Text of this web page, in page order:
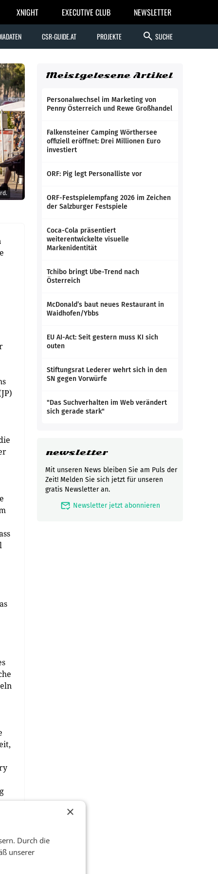
XNIGHT EXECUTIVE CLUB NEWSLETTER
CSR-GUIDE.AT PROJEKTE search SUCHE
Meistgelesene Artikel
Personalwechsel im Marketing von
Penny Österreich und Rewe Großhandel
Falkensteiner Camping Wörthersee
offiziell eröffnet: Drei Millionen Euro
investiert
ORF: Pig legt Personalliste vor
ORF-Festspielempfang 2026 im Zeichen
der Salzburger Festspiele
Coca-Cola präsentiert
weiterentwickelte visuelle
Markenidentität
Tchibo bringt Ube-Trend nach
Österreich
McDonald’s baut neues Restaurant in
Waidhofen/Ybbs
EU AI-Act: Seit gestern muss KI sich
outen
Stiftungsrat Lederer wehrt sich in den
SN gegen Vorwürfe
"Das Suchverhalten im Web verändert
sich gerade stark"
newsletter
Mit unseren News bleiben Sie am Puls der
Zeit! Melden Sie sich jetzt für unseren
gratis Newsletter an.
mark_email_read Newsletter jetzt abonnieren
×
Durch die
unserer